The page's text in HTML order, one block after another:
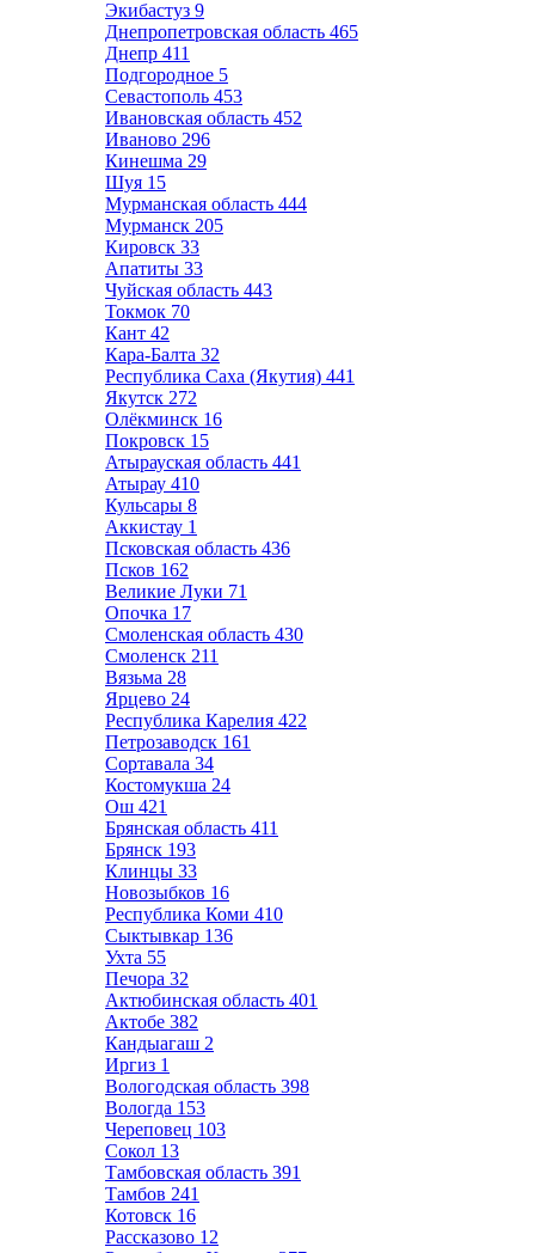
Экибастуз 9
Днепропетровская область 465
Днепр 411
Подгородное 5
Севастополь 453
Ивановская область 452
Иваново 296
Кинешма 29
Шуя 15
Мурманская область 444
Мурманск 205
Кировск 33
Апатиты 33
Чуйская область 443
Токмок 70
Кант 42
Кара-Балта 32
Республика Саха (Якутия) 441
Якутск 272
Олёкминск 16
Покровск 15
Атырауская область 441
Атырау 410
Кульсары 8
Аккистау 1
Псковская область 436
Псков 162
Великие Луки 71
Опочка 17
Смоленская область 430
Смоленск 211
Вязьма 28
Ярцево 24
Республика Карелия 422
Петрозаводск 161
Сортавала 34
Костомукша 24
Ош 421
Брянская область 411
Брянск 193
Клинцы 33
Новозыбков 16
Республика Коми 410
Сыктывкар 136
Ухта 55
Печора 32
Актюбинская область 401
Актобе 382
Кандыагаш 2
Иргиз 1
Вологодская область 398
Вологда 153
Череповец 103
Сокол 13
Тамбовская область 391
Тамбов 241
Котовск 16
Рассказово 12